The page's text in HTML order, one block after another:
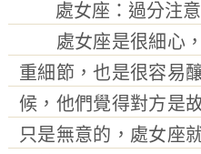
處女座：過分注意
處女座是很細心，
重細節，也是很容易
候，他們覺得對方是
只是無意的，處女座